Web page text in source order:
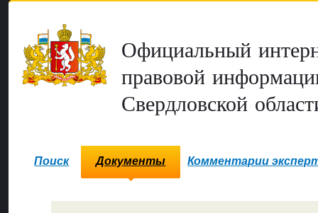
Официальный
правовой
Свердловской
Поиск Документы Комментарии